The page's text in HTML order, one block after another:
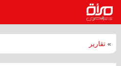
» تقارير